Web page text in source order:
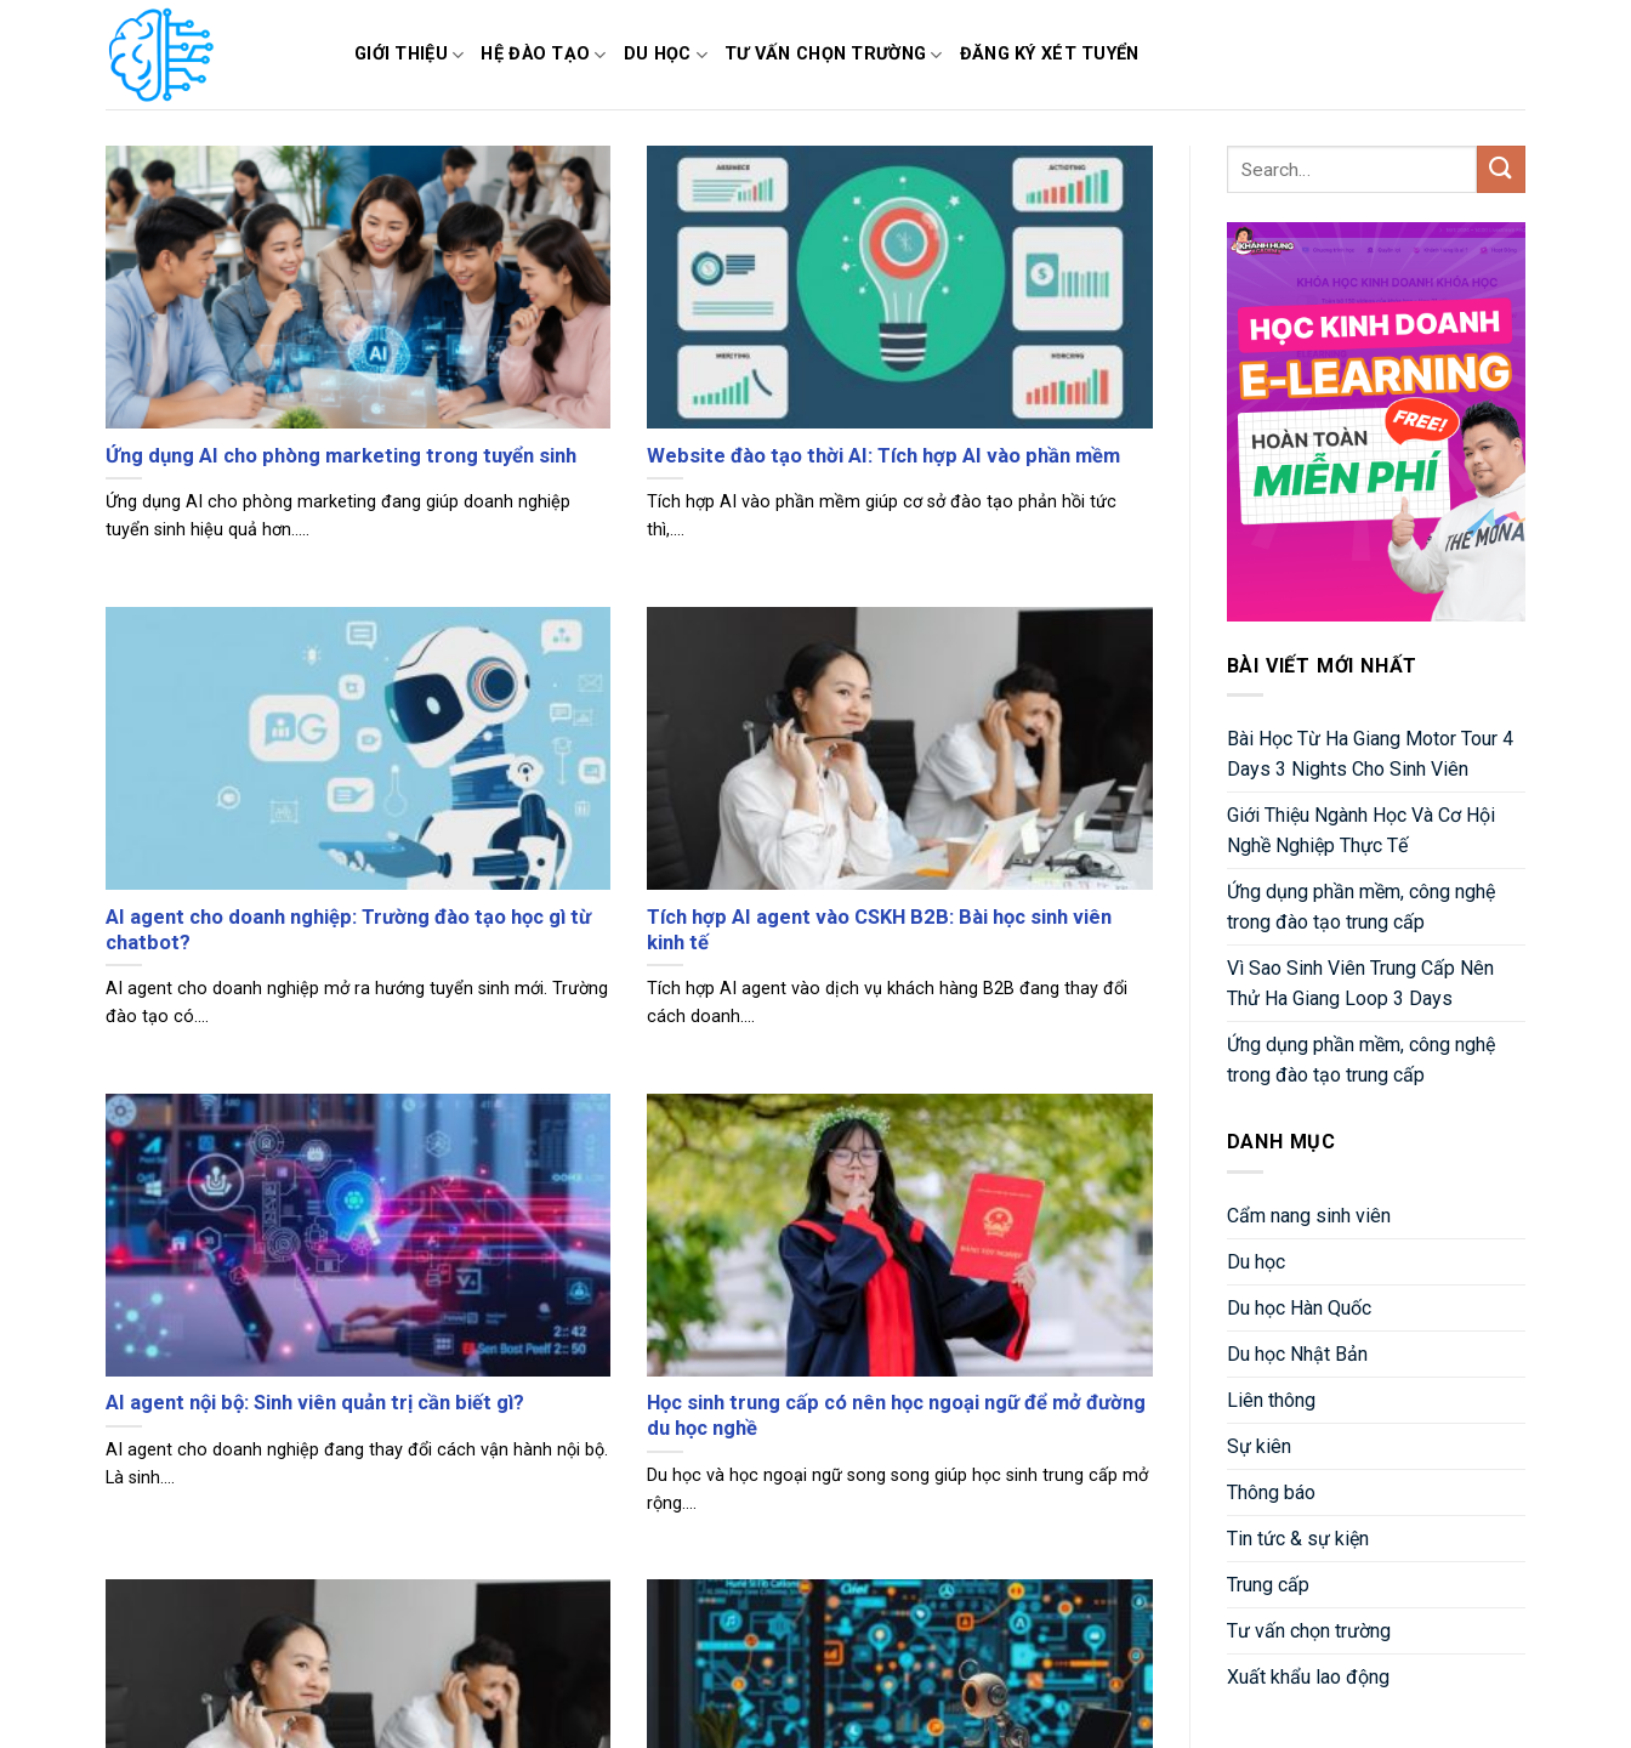
GIỚI THIỆU HỆ ĐÀO TẠO DU HỌC TƯ VẤN CHỌN TRƯỜNG ĐĂNG KÝ XÉT TUYỂN
Ứng dụng AI cho phòng marketing trong tuyển sinh
Ứng dụng AI cho phòng marketing đang giúp doanh nghiệp
tuyển sinh hiệu quả hơn.....
Website đào tạo thời AI: Tích hợp AI vào phần mềm
Tích hợp AI vào phần mềm giúp cơ sở đào tạo phản hồi tức
thì,....
AI agent cho doanh nghiệp: Trường đào tạo học gì từ
chatbot?
AI agent cho doanh nghiệp mở ra hướng tuyển sinh mới. Trường
đào tạo có....
Tích hợp AI agent vào CSKH B2B: Bài học sinh viên
kinh tế
Tích hợp AI agent vào dịch vụ khách hàng B2B đang thay đổi
cách doanh....
AI agent nội bộ: Sinh viên quản trị cần biết gì?
AI agent cho doanh nghiệp đang thay đổi cách vận hành nội bộ.
Là sinh....
Học sinh trung cấp có nên học ngoại ngữ để mở đường
du học nghề
Du học và học ngoại ngữ song song giúp học sinh trung cấp mở
rộng....
BÀI VIẾT MỚI NHẤT
Bài Học Từ Ha Giang Motor Tour 4
Days 3 Nights Cho Sinh Viên
Giới Thiệu Ngành Học Và Cơ Hội
Nghề Nghiệp Thực Tế
Ứng dụng phần mềm, công nghệ
trong đào tạo trung cấp
Vì Sao Sinh Viên Trung Cấp Nên
Thử Ha Giang Loop 3 Days
Ứng dụng phần mềm, công nghệ
trong đào tạo trung cấp
DANH MỤC
Cẩm nang sinh viên
Du học
Du học Hàn Quốc
Du học Nhật Bản
Liên thông
Sự kiên
Thông báo
Tin tức & sự kiện
Trung cấp
Tư vấn chọn trường
Xuất khẩu lao động